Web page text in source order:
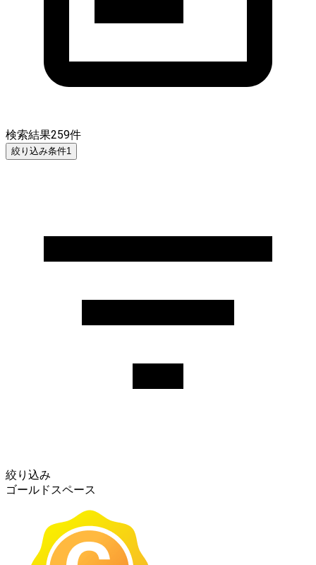
検索結果259件
絞り込み条件1
絞り込み
ゴールドスペース